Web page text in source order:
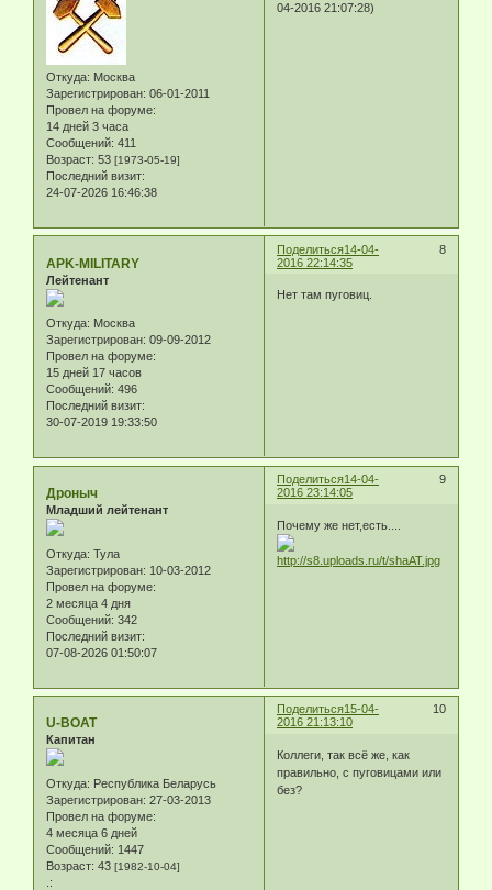
Откуда: Москва
Зарегистрирован: 06-01-2011
Провел на форуме:
14 дней 3 часа
Сообщений: 411
Возраст: 53 [1973-05-19]
Последний визит:
24-07-2026 16:46:38
04-2016 21:07:28)
Поделиться 8
14-04-
2016 22:14:35
APK-MILITARY
Лейтенант
Откуда: Москва
Зарегистрирован: 09-09-2012
Провел на форуме:
15 дней 17 часов
Сообщений: 496
Последний визит:
30-07-2019 19:33:50
Нет там пуговиц.
Поделиться 9
14-04-
2016 23:14:05
Дроныч
Младший лейтенант
Откуда: Тула
Зарегистрирован: 10-03-2012
Провел на форуме:
2 месяца 4 дня
Сообщений: 342
Последний визит:
07-08-2026 01:50:07
Почему же нет,есть....
Поделиться 10
15-04-
2016 21:13:10
U-BOAT
Капитан
Откуда: Республика Беларусь
Зарегистрирован: 27-03-2013
Провел на форуме:
4 месяца 6 дней
Сообщений: 1447
Возраст: 43 [1982-10-04]
.:
Коллеги, так всё же, как
правильно, с пуговицами или
без?